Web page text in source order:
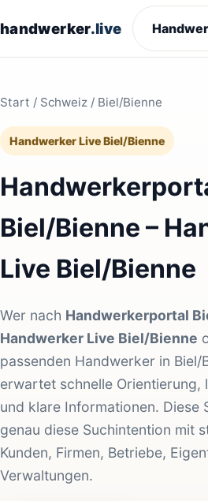
handwerker.live
Start / Schweiz / Biel/Bienne
Handwerker Live Biel/Bienne
Biel/Bienne –
Live Biel/Bienne
Wer nach Handwerkerportal
Handwerker Live Biel/Bienne
passenden Handwerker in Biel/
erwartet schnelle Orientierung,
und klare Informationen. Diese
genau diese Suchintention mit
Kunden, Firmen, Betriebe,
Verwaltungen.